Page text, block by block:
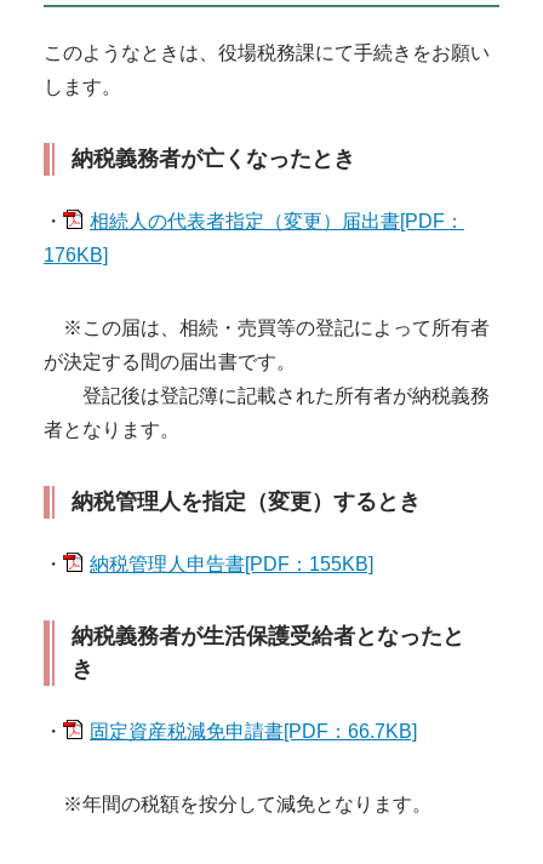
このようなときは、役場税務課にて手続きをお願い
します。
納税義務者が亡くなったとき
・
相続人の代表者指定（変更）届出書[PDF：
176KB]
※この届は、相続・売買等の登記によって所有者
が決定する間の届出書です。
登記後は登記簿に記載された所有者が納税義務
者となります。
納税管理人を指定（変更）するとき
・ 納税管理人申告書[PDF：155KB]
納税義務者が生活保護受給者となったと
き
・ 固定資産税減免申請書[PDF：66.7KB]
※年間の税額を按分して減免となります。